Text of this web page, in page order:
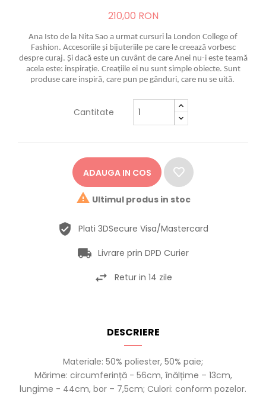
210,00 RON
Ana Isto de la Nita Sao a urmat cursuri la London College of
Fashion. Accesoriile și bijuteriile pe care le creează vorbesc
despre curaj. Și dacă este un cuvânt de care Anei nu-i este teamă
acela este: inspirație. Creațiile ei nu sunt simple obiecte. Sunt
produse care inspiră, care pun pe gânduri, care nu se uită.
Cantitate
ADAUGA IN COS
 Ultimul produs in stoc
Plati 3DSecure Visa/Mastercard
Livrare prin DPD Curier
Retur in 14 zile
DESCRIERE
Materiale: 50% poliester, 50% paie;
Mărime: circumferință - 56cm, înălțime – 13cm,
lungime - 44cm, bor – 7,5cm; Culori: conform pozelor.